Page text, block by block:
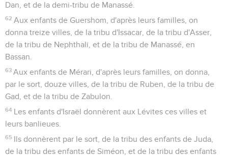
Dan, et de la demi-tribu de Manassé.
62 Aux enfants de Guershom, d'après leurs familles, on
donna treize villes, de la tribu d'Issacar, de la tribu d'Asser,
de la tribu de Nephthali, et de la tribu de Manassé, en
Bassan.
63 Aux enfants de Mérari, d'après leurs familles, on donna,
par le sort, douze villes, de la tribu de Ruben, de la tribu de
Gad, et de la tribu de Zabulon.
64 Les enfants d'Israël donnèrent aux Lévites ces villes et
leurs banlieues.
65 Ils donnèrent par le sort, de la tribu des enfants de Juda,
de la tribu des enfants de Siméon, et de la tribu des enfants